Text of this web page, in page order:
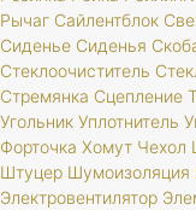
Рычаг Сайлентблок
Сиденье Сиденья
Стеклоочиститель
Стремянка Сцепление
Угольник Уплотнитель
Форточка Хомут Чехол
Штуцер Шумоизоляция
Электровентилятор